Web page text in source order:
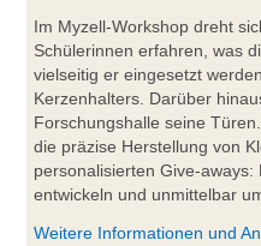
Im Myzell-Workshop dreht
Schülerinnen erfahren, was
vielseitig er eingesetzt
Kerzenhalters. Darüber
Forschungshalle seine
die präzise Herstellung von
personalisierten Give-
entwickeln und unmittelbar
Weitere Informationen und